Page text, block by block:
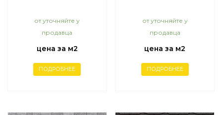
от уточняйте у
продавца
цена за м2
ПОДРОБНЕЕ
от уточняйте у
продавца
цена за м2
ПОДРОБНЕЕ